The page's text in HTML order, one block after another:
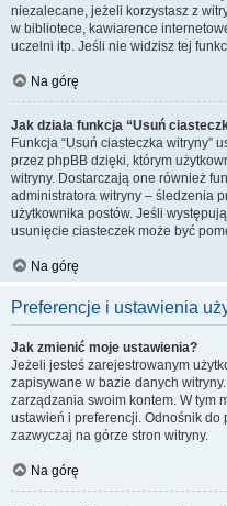
niezalecane, jeżeli korzystasz z
w bibliotece, kawiarence
uczelni itp. Jeśli nie widzisz tej
Na górę
Jak działa funkcja “Usuń
Funkcja “Usuń ciasteczka witryny”
przez phpBB dzięki, którym
witryny. Dostarczają one również
administratora witryny – śledzenia
użytkownika postów. Jeśli
usunięcie ciasteczek może być
Na górę
Preferencje i ustawienia
Jak zmienić moje ustawienia?
Jeżeli jesteś zarejestrowanym
zapisywane w bazie danych
zarządzania swoim kontem. W tym
ustawień i preferencji. Odnośnik do
zazwyczaj na górze stron witryny.
Na górę